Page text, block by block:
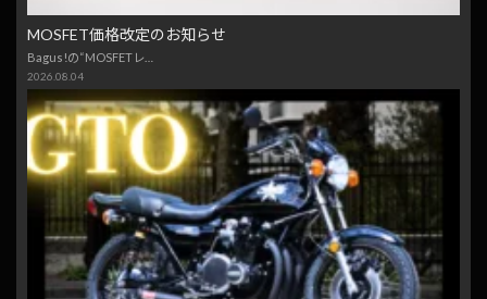
MOSFET価格改定のお知らせ
Bagus!の“MOSFETレ…
2026.08.04